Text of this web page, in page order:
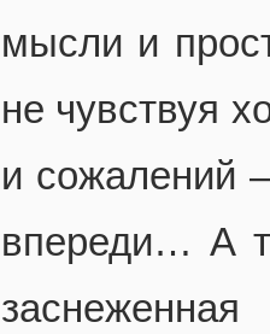
мысли и
не чувствуя
и сожалений
впереди… А